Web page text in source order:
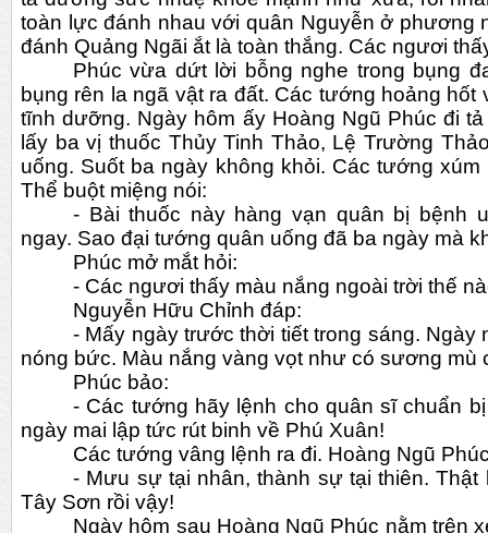
toàn lực đánh nhau với quân Nguyễn ở phương
đánh Quảng Ngãi ắt là toàn thắng. Các ngươi
Phúc vừa dứt lời bỗng nghe trong bụng
bụng rên la ngã vật ra đất. Các tướng hoảng hốt
tĩnh dưỡng. Ngày hôm ấy Hoàng Ngũ Phúc đi
lấy ba vị thuốc Thủy Tinh Thảo, Lệ Trường
uống. Suốt ba ngày không khỏi. Các tướng
Thể buột miệng nói:
- Bài thuốc này hàng vạn quân bị bệnh
ngay. Sao đại tướng quân uống đã ba ngày mà
Phúc mở mắt hỏi:
- Các ngươi thấy màu nắng ngoài trời thế
Nguyễn Hữu Chỉnh đáp:
- Mấy ngày trước thời tiết trong sáng. Ngày
nóng bức. Màu nắng vàng vọt như có sương mù
Phúc bảo:
- Các tướng hãy lệnh cho quân sĩ chuẩn
ngày mai lập tức rút binh về Phú Xuân!
Các tướng vâng lệnh ra đi. Hoàng Ngũ
- Mưu sự tại nhân, thành sự tại thiên. Thật
Tây Sơn rồi vậy!
Ngày hôm sau Hoàng Ngũ Phúc nằm trên